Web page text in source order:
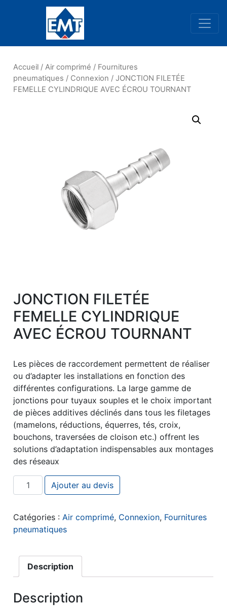
Navigation principale
Accueil /Air comprimé / Fournitures
pneumatiques / Connexion / JONCTION FILETÉE
FEMELLE CYLINDRIQUE AVEC ÉCROU TOURNANT
JONCTION FILETÉE
FEMELLE CYLINDRIQUE
AVEC ÉCROU TOURNANT
Les pièces de raccordement permettent de réaliser
ou d’adapter les installations en fonction des
différentes configurations. La large gamme de
jonctions pour tuyaux souples et le choix important
de pièces additives déclinés dans tous les filetages
(mamelons, réductions, équerres, tés, croix,
bouchons, traversées de cloison etc.) offrent les
solutions d’adaptation indispensables aux montages
des réseaux
quantité de JONCTION FILETÉE FEMELLE
Ajouter au devis
Catégories : Air comprimé, Connexion, Fournitures
pneumatiques
Description
Description